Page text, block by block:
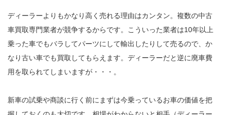
ディーラーよりもかなり高く売れる理由はカンタン。複数の中古
車買取専門業者が競争するからです。こういった業者は10年以上
乗った車でもバラしてパーツにして輸出したりして売るので、か
なり古い車でも買取してもらえます。ディーラーだと逆に廃車費
用を取られてしまいますが・・・。
新車の試乗や商談に行く前にまずは今乗っているお車の価値を把